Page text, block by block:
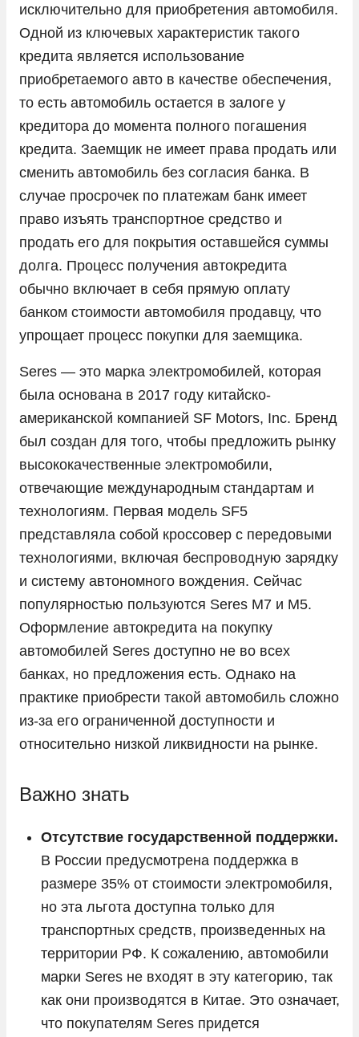
Lifan
Livan
LiXiang
Mercedes-Benz
Mini
Mitsubishi
Omoda
Opel
Peugeot
Ram
Solaris
Sollers
SsangYong
Suzuki
Tank
Tesla
Volvo
Vortex
Москвич
УАЗ
исключительно для приобретения автомобиля.
Одной из ключевых характеристик такого
кредита является использование
приобретаемого авто в качестве обеспечения,
то есть автомобиль остается в залоге у
кредитора до момента полного погашения
кредита. Заемщик не имеет права продать или
сменить автомобиль без согласия банка. В
случае просрочек по платежам банк имеет
право изъять транспортное средство и
продать его для покрытия оставшейся суммы
долга. Процесс получения автокредита
обычно включает в себя прямую оплату
банком стоимости автомобиля продавцу, что
упрощает процесс покупки для заемщика.
Seres — это марка электромобилей, которая
была основана в 2017 году китайско-
американской компанией SF Motors, Inc. Бренд
был создан для того, чтобы предложить рынку
высококачественные электромобили,
отвечающие международным стандартам и
технологиям. Первая модель SF5
представляла собой кроссовер с передовыми
технологиями, включая беспроводную зарядку
и систему автономного вождения. Сейчас
популярностью пользуются Seres M7 и M5.
Оформление автокредита на покупку
автомобилей Seres доступно не во всех
банках, но предложения есть. Однако на
практике приобрести такой автомобиль сложно
из-за его ограниченной доступности и
относительно низкой ликвидности на рынке.
Важно знать
Отсутствие государственной поддержки.
В России предусмотрена поддержка в
размере 35% от стоимости электромобиля,
но эта льгота доступна только для
транспортных средств, произведенных на
территории РФ. К сожалению, автомобили
марки Seres не входят в эту категорию, так
как они производятся в Китае. Это означает,
что покупателям Seres придется